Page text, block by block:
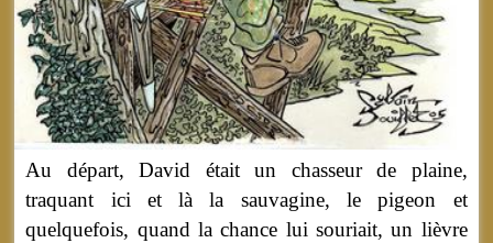
Au départ, David était un chasseur de plaine,
traquant ici et là la sauvagine, le pigeon et
quelquefois, quand la chance lui souriait, un lièvre